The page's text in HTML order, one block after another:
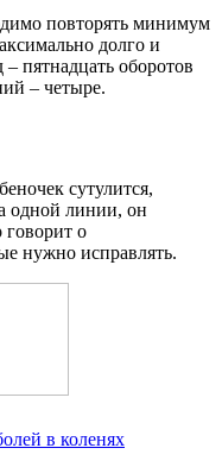
повторять минимум
долго и
пятнадцать оборотов
– четыре.
сутулится,
одной линии, он
говорит о
нужно исправлять.
в коленях